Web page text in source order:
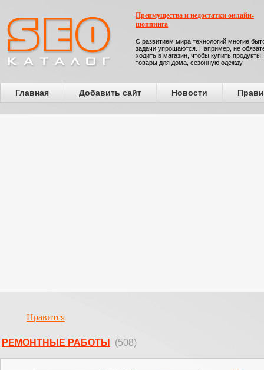
Преимущества и недостатки онлайн-
шоппинга
С развитием мира технологий многие
задачи упрощаются. Например, не
ходить в магазин, чтобы купить продукты,
товары для дома, сезонную одежду
Главная Добавить сайт Новости
Нравится
РЕМОНТНЫЕ РАБОТЫ (508)